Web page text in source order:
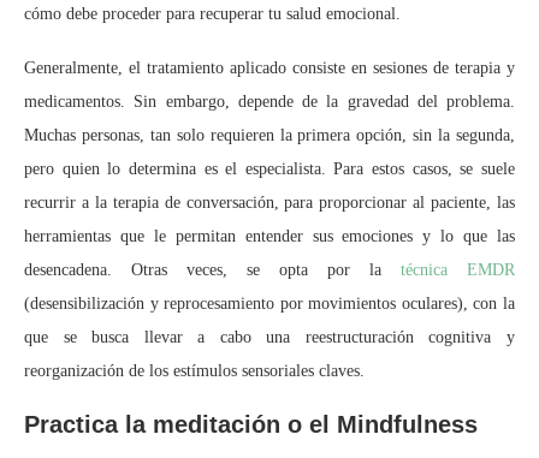
cómo debe proceder para recuperar tu salud emocional.
Generalmente, el tratamiento aplicado consiste en sesiones de terapia y
medicamentos. Sin embargo, depende de la gravedad del problema.
Muchas personas, tan solo requieren la primera opción, sin la segunda,
pero quien lo determina es el especialista. Para estos casos, se suele
recurrir a la terapia de conversación, para proporcionar al paciente, las
herramientas que le permitan entender sus emociones y lo que las
desencadena. Otras veces, se opta por la técnica EMDR
(desensibilización y reprocesamiento por movimientos oculares), con la
que se busca llevar a cabo una reestructuración cognitiva y
reorganización de los estímulos sensoriales claves.
Practica la meditación o el Mindfulness